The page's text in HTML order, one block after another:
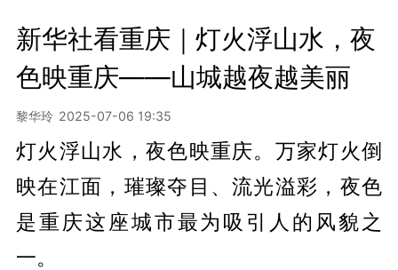
新华社看重庆｜灯火浮山水，夜
色映重庆——山城越夜越美丽
黎华玲 2025-07-06 19:35
灯火浮山水，夜色映重庆。万家灯火倒
映在江面，璀璨夺目、流光溢彩，夜色
是重庆这座城市最为吸引人的风貌之
一。